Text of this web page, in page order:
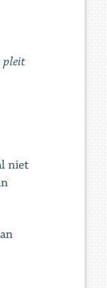
pleit
niet